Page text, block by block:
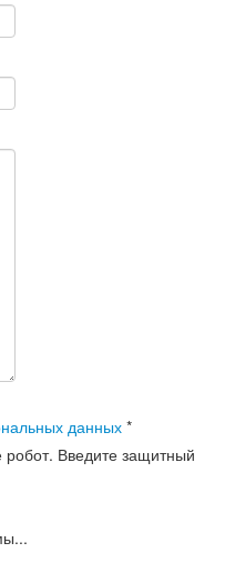
данных *
Введите защитный